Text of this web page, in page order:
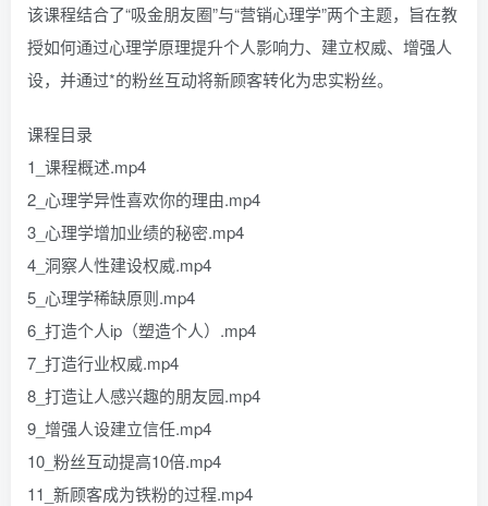
该课程结合了“吸金朋友圈”与“营销心理学”两个主题，旨在教
授如何通过心理学原理提升个人影响力、建立权威、增强人
设，并通过*的粉丝互动将新顾客转化为忠实粉丝。
课程目录
1_课程概述.mp4
2_心理学异性喜欢你的理由.mp4
3_心理学增加业绩的秘密.mp4
4_洞察人性建设权威.mp4
5_心理学稀缺原则.mp4
6_打造个人ip（塑造个人）.mp4
7_打造行业权威.mp4
8_打造让人感兴趣的朋友园.mp4
9_增强人设建立信任.mp4
10_粉丝互动提高10倍.mp4
11_新顾客成为铁粉的过程.mp4